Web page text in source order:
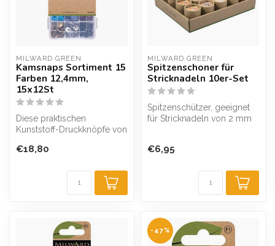
MILWARD GREEN
Kamsnaps Sortiment 15
Farben 12,4mm,
15x12St
Diese praktischen
Kunststoff-Druckknöpfe von
geferti...
€18,80
MILWARD GREEN
Spitzenschoner für
Stricknadeln 10er-Set
Spitzenschützer, geeignet
für Stricknadeln von 2 mm
€6,95
-47%